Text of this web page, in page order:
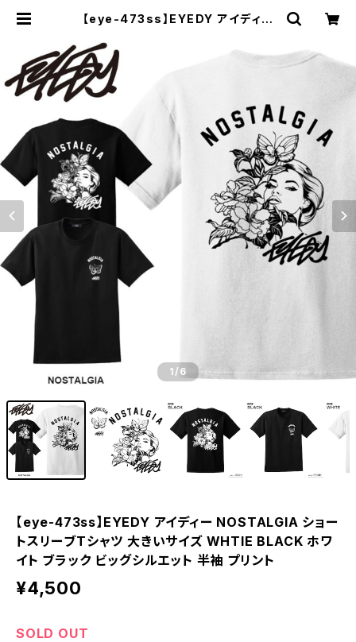
【eye-473ss】EYEDY アイディー
ャツ 大きいサイズ WHTIE BLACK
ホワイト ブラック ビッグシルエット
半袖 プリント | セレクトショップ【P.
1 /6
【eye-473ss】EYEDY アイディー NOSTALGIA ショー
トスリーブTシャツ 大きいサイズ WHTIE BLACK ホワ
イト ブラック ビッグシルエット 半袖 プリント
¥4,500
SOLD OUT